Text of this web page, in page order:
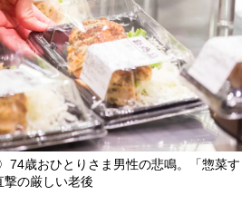
74歳おひとりさま男性の悲鳴。「惣菜す
撃の厳しい老後